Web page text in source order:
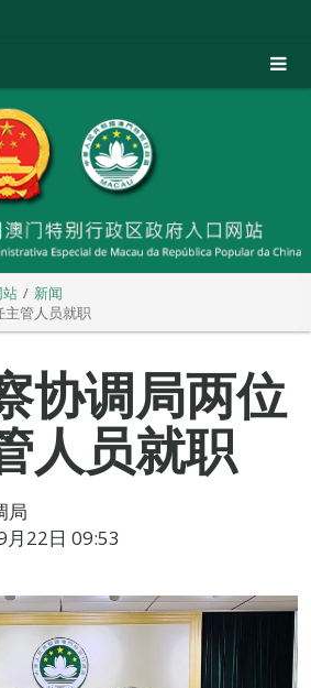
站
新闻
主管人员就职
协调局两位
人员就职
局
月22日 09:53